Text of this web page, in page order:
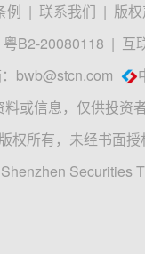
例 | 联系我们 | 版
B2-20080118 | 互
bwb@stcn.com
或信息，仅供投资
权所有，未经书面授
Securities